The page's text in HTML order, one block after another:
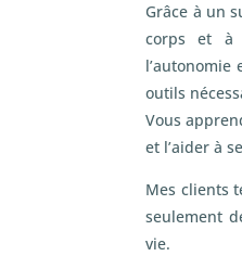
Grâce à un
corps et à
l’autonomie
outils
Vous
et l’aider à
Mes clients
seulement
vie.